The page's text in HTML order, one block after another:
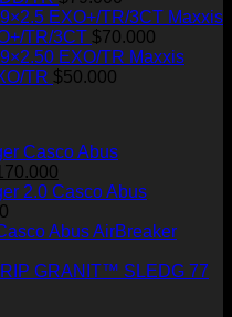
Maxxis
TR/3CT $70.000
Maxxis
TR $50.000
Casco Abus
precio
es:
Casco Abus
Abus AirBreaker
GRANIT™ SLEDG 77